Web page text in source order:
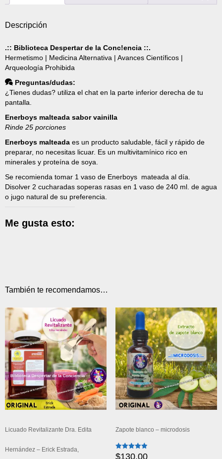
Descripción
.:: Biblioteca Despertar de la Conc!encia ::.
Hermetismo | Medicina Alternativa | Avances Científicos |
Arqueología Prohibida
Preguntas/dudas:
¿Tienes dudas? utiliza el chat en la parte inferior derecha de tu
pantalla.
Enerboys malteada sabor vainilla
Rinde 25 porciones
Enerboys malteada es un producto saludable, fácil y rápido de
preparar, no necesitas licuar. Es un multivitamínico rico en
minerales y proteína de soya.
Se recomienda tomar 1 vaso de Enerboys mateada al día.
Disolver 2 cucharadas soperas rasas en 1 vaso de 240 ml. de agua
o jugo natural de su preferencia.
Me gusta esto:
También te recomendamos…
Licuado Revitalizante Dra. Edita
Hernández – Erick Estrada,
Zapote blanco – microdosis
Valorado
$130.00